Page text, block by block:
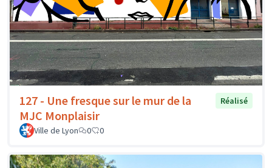
127 - Une fresque sur le mur de la
MJC Monplaisir
Réalisé
Ville de Lyon 0 0